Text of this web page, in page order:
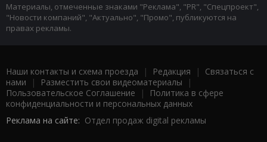
Материалы, отмеченные знаками "Реклама", "PR", "Спецпроект",
"Новости компаний", "Актуально", "Промо", публикуются на
правах рекламы.
Наши контакты и схема проезда | Редакция | Связаться с
нами | Разместить свои видеоматериалы |
Пользовательское Соглашение |
Политика в сфере
конфиденциальности и персональных данных
Реклама на сайте: Отдел продаж digital рекламы